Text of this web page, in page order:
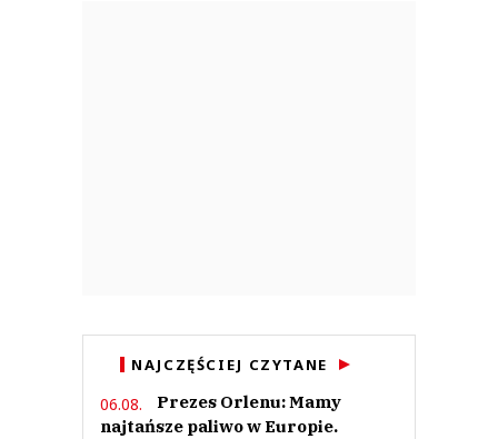
NAJCZĘŚCIEJ CZYTANE
06.08.
Prezes Orlenu: Mamy
najtańsze paliwo w Europie.